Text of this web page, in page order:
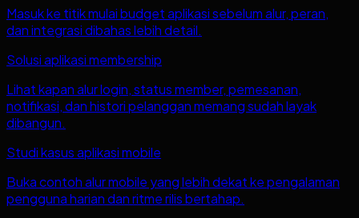
Masuk ke titik mulai budget aplikasi sebelum alur, peran,
dan integrasi dibahas lebih detail.
Solusi aplikasi membership
Lihat kapan alur login, status member, pemesanan,
notifikasi, dan histori pelanggan memang sudah layak
dibangun.
Studi kasus aplikasi mobile
Buka contoh alur mobile yang lebih dekat ke pengalaman
pengguna harian dan ritme rilis bertahap.